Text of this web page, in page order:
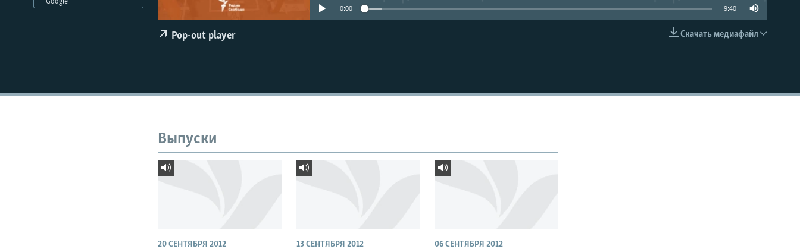
EMBED
0:00 9:40
Скачать медиафайл
Pop-out player
Выпуски
20 СЕНТЯБРЯ 2012 13 СЕНТЯБРЯ 2012 06 СЕНТЯБРЯ 2012